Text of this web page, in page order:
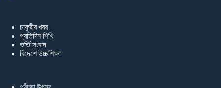
চাকুরীর খবর
প্রতিদিন শিখি
ভর্তি সংবাদ
বিদেশে উচ্চশিক্ষা